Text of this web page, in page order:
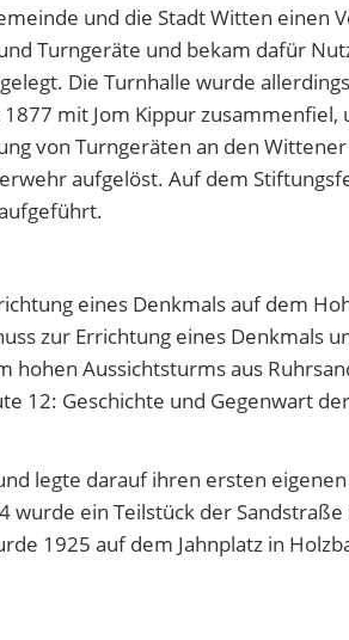
und die Stadt Witten einen
Turngeräte und bekam dafür
Die Turnhalle wurde
mit Jom Kippur zusammenfiel,
von Turngeräten an den
aufgelöst. Auf dem
eines Denkmals auf dem
zur Errichtung eines Denkmals
Aussichtsturms aus
12: Geschichte und Gegenwart
legte darauf ihren ersten eigenen
ein Teilstück der Sandstraße
1925 auf dem Jahnplatz in